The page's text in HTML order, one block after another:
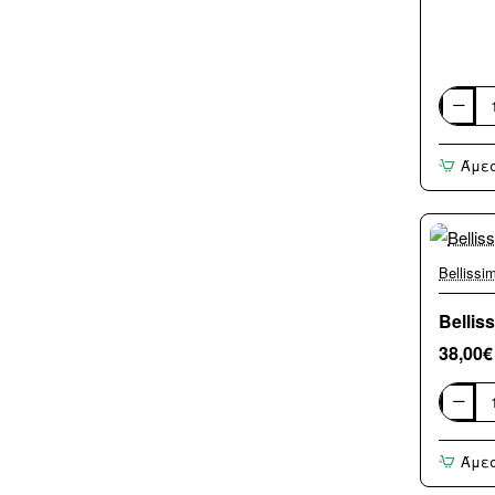
Bellissima
P7
38,00€
Bellissima
S9
2300